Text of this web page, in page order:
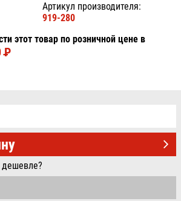
Артикул производителя:
919-280
этот товар по розничной цене в
PУБ.
дешевле?